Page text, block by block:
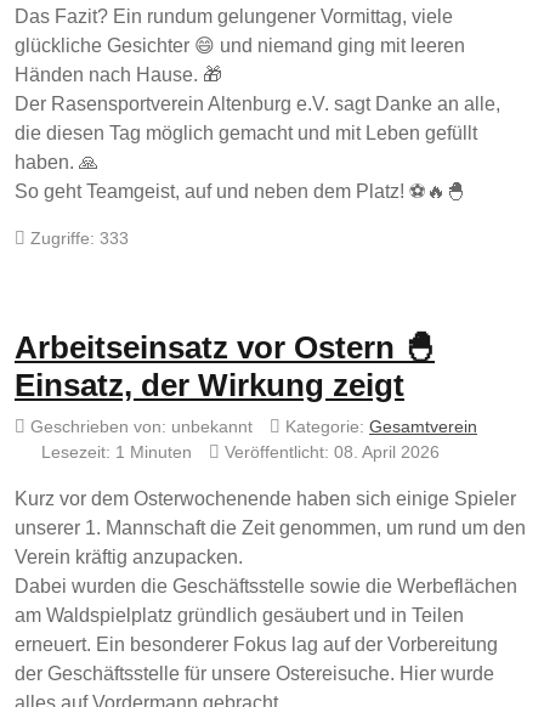
Das Fazit? Ein rundum gelungener Vormittag, viele
glückliche Gesichter 😄 und niemand ging mit leeren
Händen nach Hause. 🎁
Der Rasensportverein Altenburg e.V. sagt Danke an alle,
die diesen Tag möglich gemacht und mit Leben gefüllt
haben. 🙏
So geht Teamgeist, auf und neben dem Platz! ⚽🔥🐣
Zugriffe: 333
Arbeitseinsatz vor Ostern 🐣
Einsatz, der Wirkung zeigt
Geschrieben von: unbekannt Kategorie: Gesamtverein
Lesezeit: 1 Minuten
Veröffentlicht: 08. April 2026
Kurz vor dem Osterwochenende haben sich einige Spieler
unserer 1. Mannschaft die Zeit genommen, um rund um den
Verein kräftig anzupacken.
Dabei wurden die Geschäftsstelle sowie die Werbeflächen
am Waldspielplatz gründlich gesäubert und in Teilen
erneuert. Ein besonderer Fokus lag auf der Vorbereitung
der Geschäftsstelle für unsere Ostereisuche. Hier wurde